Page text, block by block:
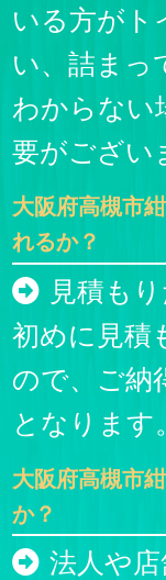
いる方がト
い、詰まっ
わからない
要がござい
大阪府高槻市
れるか？
見積も
初めに見積
ので、ご納
となります
大阪府高槻市
か？
法人や店